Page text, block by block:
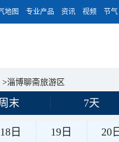
地图 专业产品 资讯 视频 节气
>淄博聊斋旅游区
末 7天
18日 19日 20